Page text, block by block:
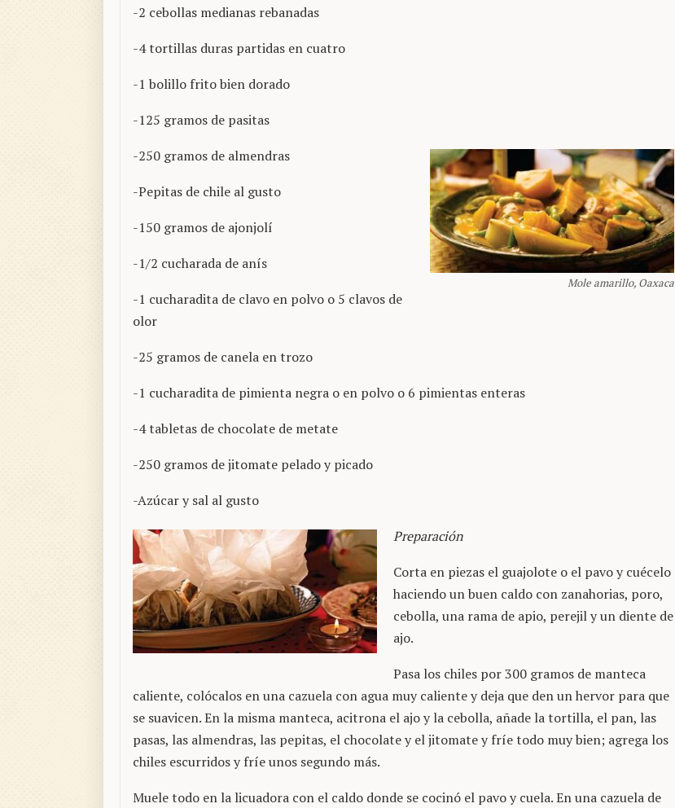
-2 cebollas medianas rebanadas
-4 tortillas duras partidas en cuatro
-1 bolillo frito bien dorado
-125 gramos de pasitas
Mole amarillo, Oaxaca
-250 gramos de almendras
-Pepitas de chile al gusto
-150 gramos de ajonjolí
-1/2 cucharada de anís
-1 cucharadita de clavo en polvo o 5 clavos de
olor
-25 gramos de canela en trozo
-1 cucharadita de pimienta negra o en polvo o 6 pimientas enteras
-4 tabletas de chocolate de metate
-250 gramos de jitomate pelado y picado
-Azúcar y sal al gusto
Preparación
Corta en piezas el guajolote o el pavo y cuécelo
haciendo un buen caldo con zanahorias, poro,
cebolla, una rama de apio, perejil y un diente de
ajo.
Pasa los chiles por 300 gramos de manteca
caliente, colócalos en una cazuela con agua muy caliente y deja que den un hervor para que
se suavicen. En la misma manteca, acitrona el ajo y la cebolla, añade la tortilla, el pan, las
pasas, las almendras, las pepitas, el chocolate y el jitomate y fríe todo muy bien; agrega los
chiles escurridos y fríe unos segundo más.
Muele todo en la licuadora con el caldo donde se cocinó el pavo y cuela. En una cazuela de